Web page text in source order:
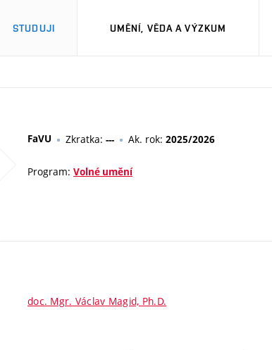
STUDUJI UMĚNÍ, VĚDA A VÝZKUM
FaVU Zkratka: --- Ak. rok: 2025/2026
Program: Volné umění
doc. Mgr. Václav Magid, Ph.D.